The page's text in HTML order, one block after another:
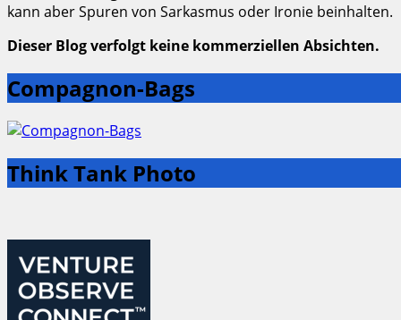
kann aber Spuren von Sarkasmus oder Ironie beinhalten.
Dieser Blog verfolgt keine kommerziellen Absichten.
Compagnon-Bags
Think Tank Photo